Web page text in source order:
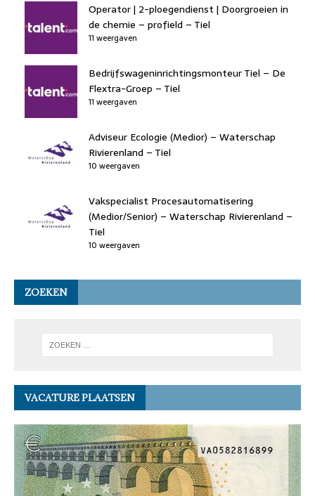
Operator | 2-ploegendienst | Doorgroeien in
de chemie – profield – Tiel
11 weergaven
Bedrijfswageninrichtingsmonteur Tiel – De
Flextra-Groep – Tiel
11 weergaven
Adviseur Ecologie (Medior) – Waterschap
Rivierenland – Tiel
10 weergaven
Vakspecialist Procesautomatisering
(Medior/Senior) – Waterschap Rivierenland –
Tiel
10 weergaven
ZOEKEN
VACATURE PLAATSEN